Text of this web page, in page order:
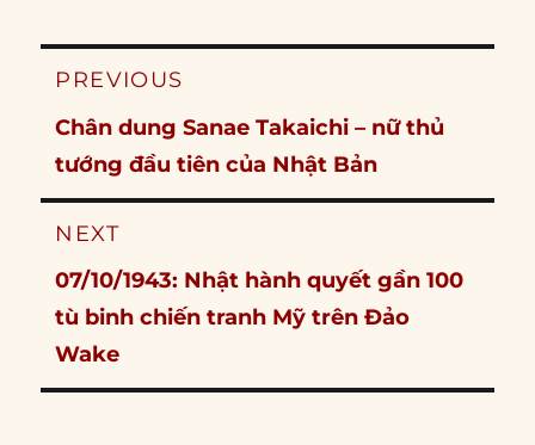
Post
PREVIOUS
Previous
post:
Chân dung Sanae Takaichi – nữ thủ
tướng đầu tiên của Nhật Bản
NEXT
Next
post:
07/10/1943: Nhật hành quyết gần 100
tù binh chiến tranh Mỹ trên Đảo
Wake